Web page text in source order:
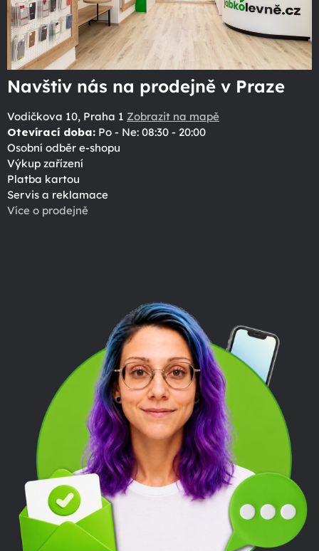
Navštiv nás na prodejně v Praze
Vodičkova 10, Praha 1 Zobrazit na mapě
Otevírací doba: Po - Ne: 08:30 - 20:00
Osobní odběr e-shopu
Výkup zařízení
Platba kartou
Servis a reklamace
Více o prodejně